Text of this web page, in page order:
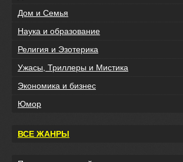
Дом и Семья
Наука и образование
Религия и Эзотерика
Ужасы, Триллеры и Мистика
Экономика и бизнес
Юмор
ВСЕ ЖАНРЫ